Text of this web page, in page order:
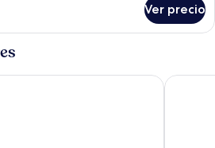
Ver precio
Hotel